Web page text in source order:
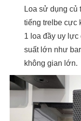
Loa sử dụng củ
tiếng trelbe cực
1 loa đầy uy lực
suất lớn như
không gian lớn.